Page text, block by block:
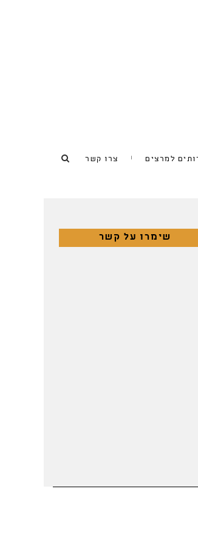
למרצים צרו קשר
שימרו על קשר